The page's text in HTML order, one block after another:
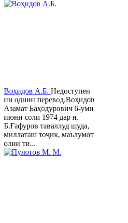
Воҳидов А.Б. Недоступен
ни однин перевод.Воҳидов
Азамат Баҳодурович 6-уми
июни соли 1974 дар н.
Б.Ғафуров таваллуд шуда,
миллаташ тоҷик, маълумот
олии ти...